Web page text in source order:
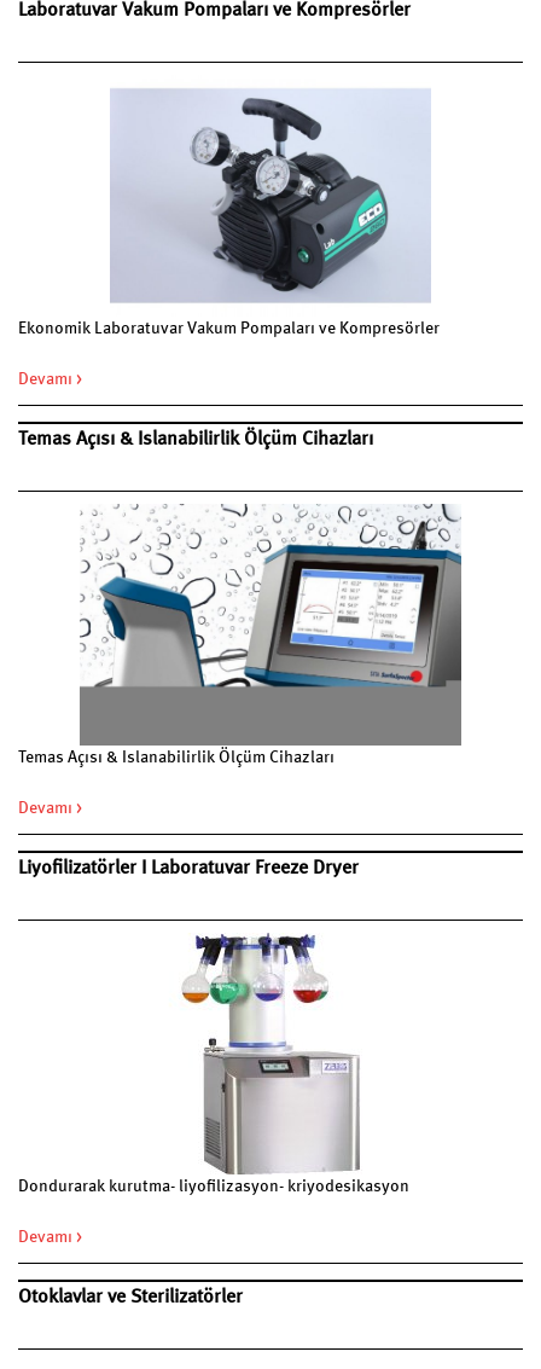
Laboratuvar Vakum Pompaları ve Kompresörler
Ekonomik Laboratuvar Vakum Pompaları ve Kompresörler
Devamı >
Temas Açısı & Islanabilirlik Ölçüm Cihazları
Temas Açısı & Islanabilirlik Ölçüm Cihazları
Devamı >
Liyofilizatörler I Laboratuvar Freeze Dryer
Dondurarak kurutma- liyofilizasyon- kriyodesikasyon
Devamı >
Otoklavlar ve Sterilizatörler